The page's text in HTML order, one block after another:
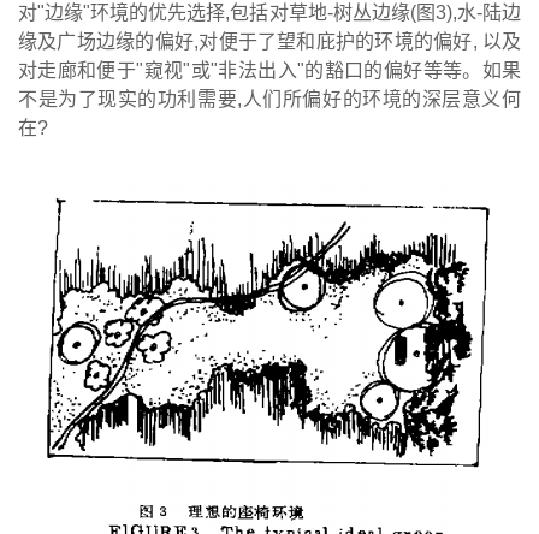
对"边缘"环境的优先选择,包括对草地-树丛边缘(图3),水-陆边
缘及广场边缘的偏好,对便于了望和庇护的环境的偏好, 以及
对走廊和便于"窥视"或"非法出入"的豁口的偏好等等。如果
不是为了现实的功利需要,人们所偏好的环境的深层意义何
在?